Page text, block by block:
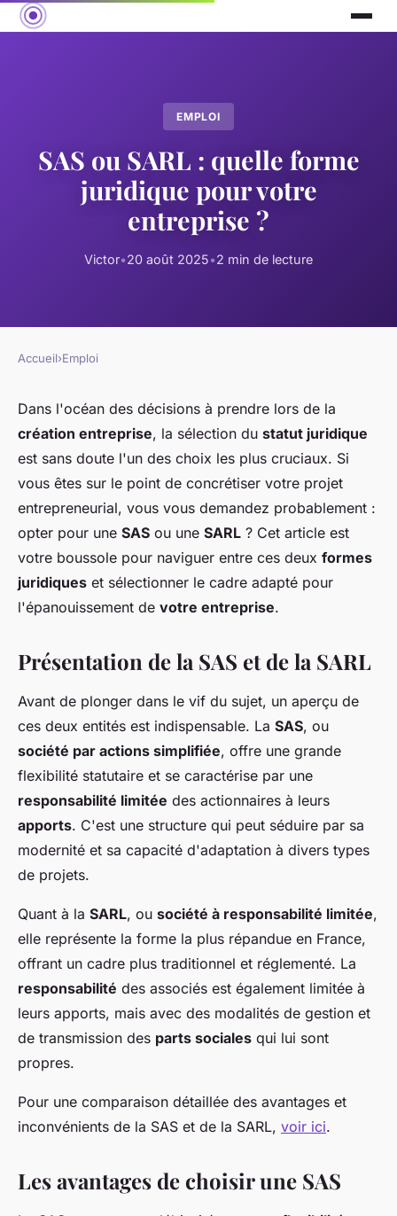
EMPLOI
SAS ou SARL : quelle forme
juridique pour votre
entreprise ?
Victor•20 août 2025•2 min de lecture
Accueil›Emploi
Dans l'océan des décisions à prendre lors de la
création entreprise, la sélection du statut juridique
est sans doute l'un des choix les plus cruciaux. Si
vous êtes sur le point de concrétiser votre projet
entrepreneurial, vous vous demandez probablement :
opter pour une SAS ou une SARL ? Cet article est
votre boussole pour naviguer entre ces deux formes
juridiques et sélectionner le cadre adapté pour
l'épanouissement de votre entreprise.
Présentation de la SAS et de la SARL
Avant de plonger dans le vif du sujet, un aperçu de
ces deux entités est indispensable. La SAS, ou
société par actions simplifiée, offre une grande
flexibilité statutaire et se caractérise par une
responsabilité limitée des actionnaires à leurs
apports. C'est une structure qui peut séduire par sa
modernité et sa capacité d'adaptation à divers types
de projets.
Quant à la SARL, ou société à responsabilité limitée,
elle représente la forme la plus répandue en France,
offrant un cadre plus traditionnel et réglementé. La
responsabilité des associés est également limitée à
leurs apports, mais avec des modalités de gestion et
de transmission des parts sociales qui lui sont
propres.
Pour une comparaison détaillée des avantages et
inconvénients de la SAS et de la SARL, voir ici.
Les avantages de choisir une SAS